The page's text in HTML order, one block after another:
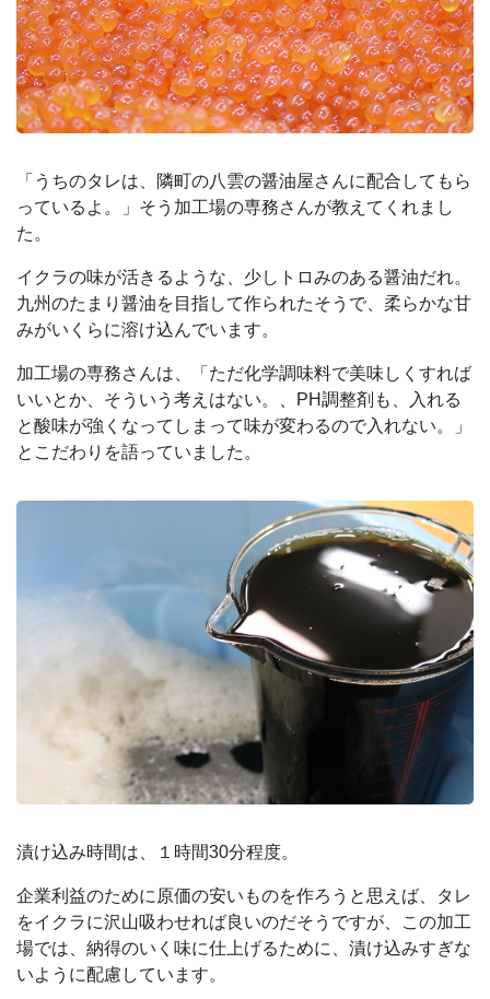
「うちのタレは、隣町の八雲の醤油屋さんに配合してもら
っているよ。」そう加工場の専務さんが教えてくれまし
た。
イクラの味が活きるような、少しトロみのある醤油だれ。
九州のたまり醤油を目指して作られたそうで、柔らかな甘
みがいくらに溶け込んでいます。
加工場の専務さんは、「ただ化学調味料で美味しくすれば
いいとか、そういう考えはない。、PH調整剤も、入れる
と酸味が強くなってしまって味が変わるので入れない。」
とこだわりを語っていました。
漬け込み時間は、１時間30分程度。
企業利益のために原価の安いものを作ろうと思えば、タレ
をイクラに沢山吸わせれば良いのだそうですが、この加工
場では、納得のいく味に仕上げるために、漬け込みすぎな
いように配慮しています。